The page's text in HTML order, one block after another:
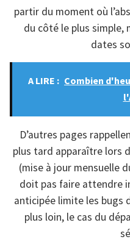
partir du moment où
du côté le plus simple,
dates
A LIRE : Combien
D’autres pages
plus tard apparaître lors
(mise à jour mensuelle
doit pas faire attendre
anticipée limite les bugs
plus loin, le cas du